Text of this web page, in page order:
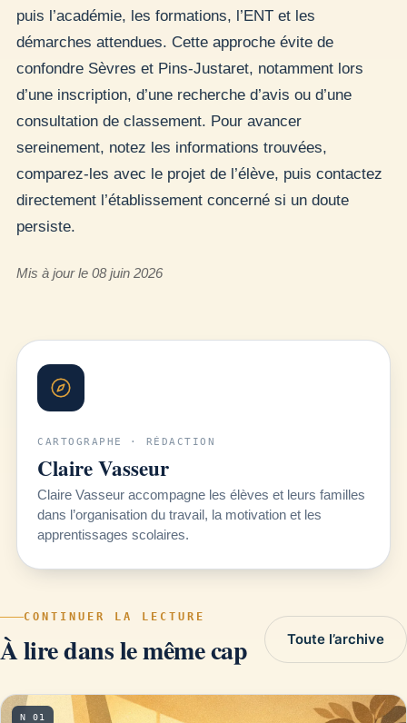
puis l’académie, les formations, l’ENT et les
démarches attendues. Cette approche évite de
confondre Sèvres et Pins-Justaret, notamment lors
d’une inscription, d’une recherche d’avis ou d’une
consultation de classement. Pour avancer
sereinement, notez les informations trouvées,
comparez-les avec le projet de l’élève, puis contactez
directement l’établissement concerné si un doute
persiste.
Mis à jour le 08 juin 2026
CARTOGRAPHE · RÉDACTION
Claire Vasseur
Claire Vasseur accompagne les élèves et leurs familles
dans l’organisation du travail, la motivation et les
apprentissages scolaires.
CONTINUER LA LECTURE
À lire dans le même cap Toute l’archive
N 01